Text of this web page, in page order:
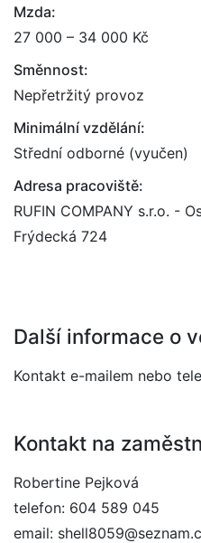
Mzda:
27 000 – 34 000 Kč
Směnnost:
Nepřetržitý provoz
Minimální vzdělání:
Střední odborné (vyučen)
Adresa pracoviště:
RUFIN COMPANY s.r.o. -
Frýdecká 724
Další informace o
Kontakt e-mailem nebo
Kontakt na
Robertine Pejková
telefon: 604 589 045
email: